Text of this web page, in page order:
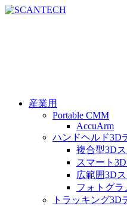
産業用
Portable CMM
AccuArm
ハンドヘルド3D
複合型3D
スマート
広範囲3D
フォトグラ
トラッキング3D